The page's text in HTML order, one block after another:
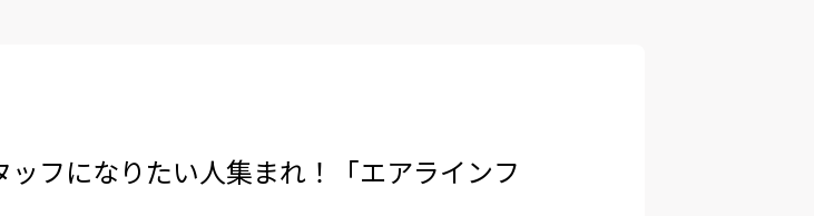
フになりたい人集まれ！「エアラインフ